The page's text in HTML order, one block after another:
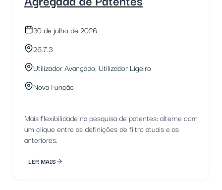
30 de julho de 2026
26.7.3
Utilizador Avançado, Utilizador Ligeiro
Nova Função
Mais flexibilidade na pesquisa de patentes: alterne com
um clique entre as definições de filtro atuais e as
anteriores.
LER MAIS